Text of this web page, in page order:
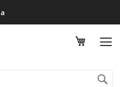
Mój